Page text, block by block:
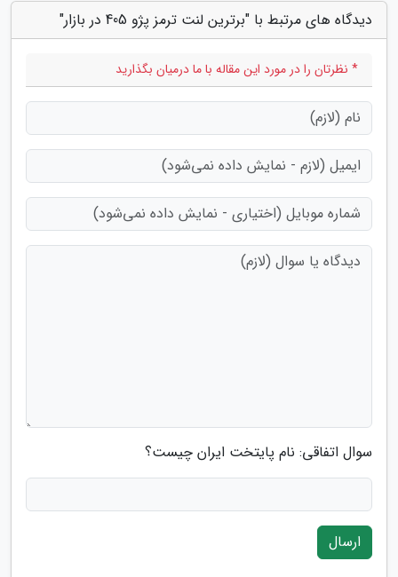
دیدگاه های مرتبط با "برترین لنت ترمز پژو 405 در بازار"
* نظرتان را در مورد این مقاله با ما درمیان بگذارید
سوال اتفاقی: نام پایتخت ایران چیست؟
ارسال